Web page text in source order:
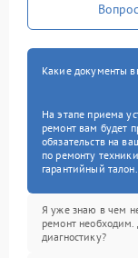
Какие документы
На этапе приема
ремонт вам будет
обязательств на
по ремонту
гарантийный талон.
Я уже знаю в чем
ремонт необходим.
диагностику?